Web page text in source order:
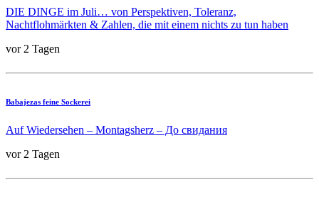
DIE DINGE im Juli… von Perspektiven, Toleranz,
Nachtflohmärkten & Zahlen, die mit einem nichts zu tun haben
vor 2 Tagen
Babajezas feine Sockerei
Auf Wiedersehen – Montagsherz – До свидания
vor 2 Tagen